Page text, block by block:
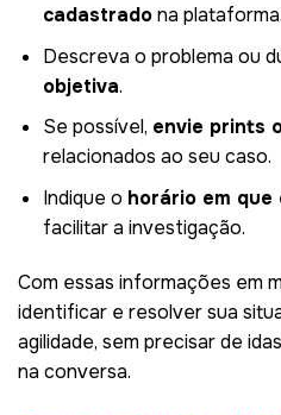
cadastradona plataforma.
Descreva o problema ou
objetiva.
Se possível, envie prints
relacionados ao seu caso.
Indique o horário em que
facilitar a investigação.
Com essas informações em
identificar e resolver sua
agilidade, sem precisar de
na conversa.